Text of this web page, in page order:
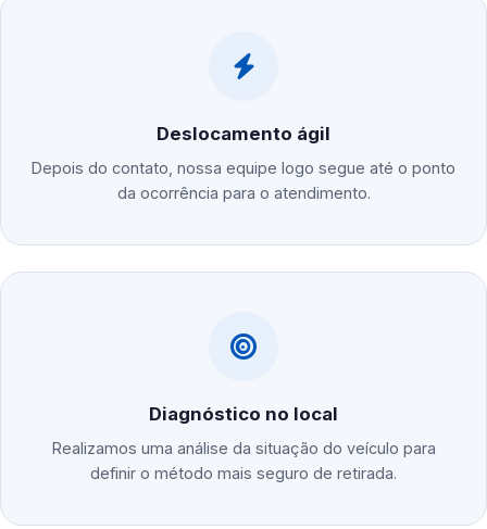
Deslocamento ágil
Depois do contato, nossa equipe logo segue até o ponto
da ocorrência para o atendimento.
Diagnóstico no local
Realizamos uma análise da situação do veículo para
definir o método mais seguro de retirada.